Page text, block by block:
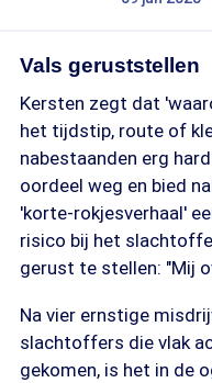
daarvoor nog zelf
Amsterdam
elektrische fiets niet
De politie spreekt
van één dader, die
Zeist
vrouw in een
klaarlichte dag
geweld. De dader
Vals geruststellen
Kersten zegt dat
het tijdstip, route of
nabestaanden erg
oordeel weg en bied
'korte-rokjesverhaal'
risico bij het
gerust te stellen: "Mij
Na vier ernstige
slachtoffers die vlak
gekomen, is het in de